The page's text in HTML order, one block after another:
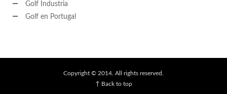
Golf Industria
Golf en Portugal
Copyright © 2014. All rights reserved.
↑ Back to top